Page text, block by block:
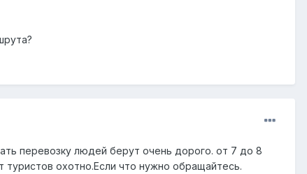
перевозку людей берут очень дорого. от 7 до 8
охотно.Если что нужно обращайтесь.